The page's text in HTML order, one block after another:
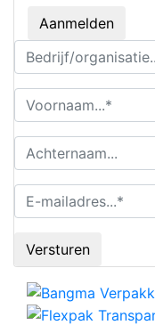
Aanmelden
Versturen